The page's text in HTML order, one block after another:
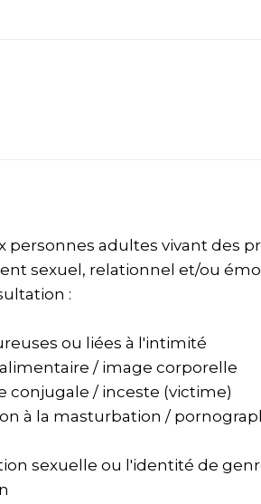
personnes adultes vivant des
sexuel, relationnel et/ou
:
ou liées à l'intimité
/ image corporelle
conjugale / inceste (victime)
à la masturbation /
sexuelle ou l'identité de